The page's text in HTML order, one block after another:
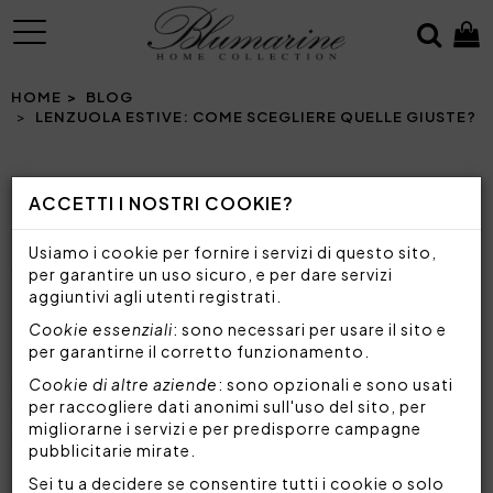
ACCETTI I NOSTRI COOKIE?
Usiamo i cookie per fornire i servizi di questo sito,
per garantire un uso sicuro, e per dare servizi
aggiuntivi agli utenti registrati.
Cookie essenziali: sono necessari per usare il sito e
per garantirne il corretto funzionamento.
Cookie di altre aziende: sono opzionali e sono usati
per raccogliere dati anonimi sull'uso del sito, per
migliorarne i servizi e per predisporre campagne
pubblicitarie mirate.
Sei tu a decidere se consentire tutti i cookie o solo
MENU
HOME
BLOG
LENZUOLA ESTIVE: COME SCEGLIERE QUELLE GIUSTE?
QUELLE GIUSTE?
GUIDA ALLA SCELTA DI TESSUTI, COLORI E
DIMENSIONI IDEALI PER LE LENZUOLA ESTIVE
Lelenzuola, così come il materasso e, in generale,
la biancheria da letto, sono elementi indispensabili
per garantirti un sonno di qualità, poiché
influiscono direttamente sul benessere e sul
comfort durante il riposo.
lenzuola giuste è particolarmente cruciale in